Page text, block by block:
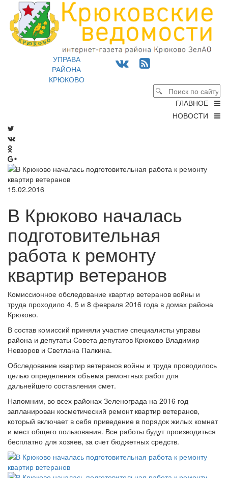
УПРАВА
РАЙОНА
КРЮКОВО
ГЛАВНОЕ
НОВОСТИ
15.02.2016
В Крюково началась
подготовительная
работа к ремонту
квартир ветеранов
Комиссионное обследование квартир ветеранов войны и
труда проходило 4, 5 и 8 февраля 2016 года в домах района
Крюково.
В состав комиссий приняли участие специалисты управы
района и депутаты Совета депутатов Крюково Владимир
Невзоров и Светлана Палкина.
Обследование квартир ветеранов войны и труда проводилось
целью определения объема ремонтных работ для
дальнейшего составления смет.
Напомним, во всех районах Зеленограда на 2016 год
запланирован косметический ремонт квартир ветеранов,
который включает в себя приведение в порядок жилых комнат
и мест общего пользования. Все работы будут производиться
бесплатно для хозяев, за счет бюджетных средств.